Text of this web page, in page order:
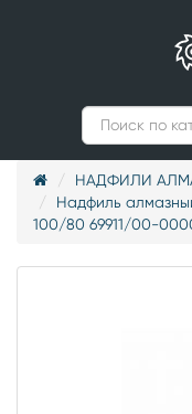
НАДФИЛИ
Надфиль
100/80 69911/00-